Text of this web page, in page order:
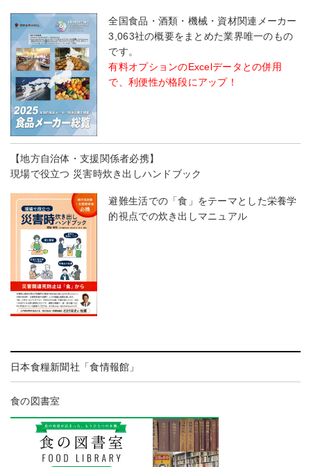
全国食品・酒類・機械・資材関連メーカー
3,063社の概要をまとめた業界唯一のもの
です。
有料オプションのExcelデータとの併用
で、利便性が格段にアップ！
【地方自治体・支援関係者必携】
現場で役立つ 災害時炊き出しハンドブック
避難生活での「食」をテーマとした栄養学
的視点での炊き出しマニュアル
日本食糧新聞社「食情報館」
食の図書室